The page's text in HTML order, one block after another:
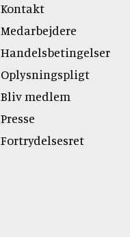
Kontakt
Medarbejdere
Handelsbetingelser
Oplysningspligt
Bliv medlem
Presse
Fortrydelsesret